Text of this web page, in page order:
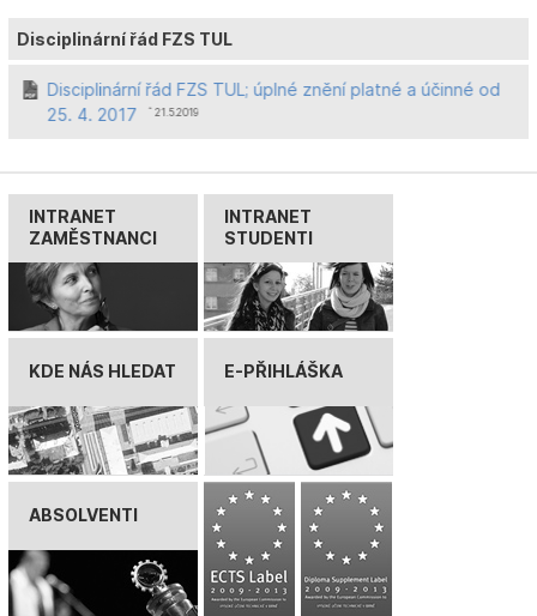
Disciplinární řád FZS TUL
Disciplinární řád FZS TUL; úplné znění platné a účinné od
25. 4. 2017
ˆ 21.5.2019
INTRANET
ZAMĚSTNANCI
INTRANET
STUDENTI
KDE NÁS HLEDAT E-PŘIHLÁŠKA
ABSOLVENTI